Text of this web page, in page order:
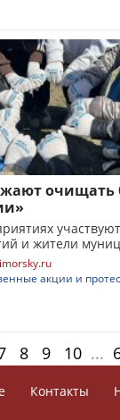
очищать
и жители
акции и
8 9 10 ...
Контакты